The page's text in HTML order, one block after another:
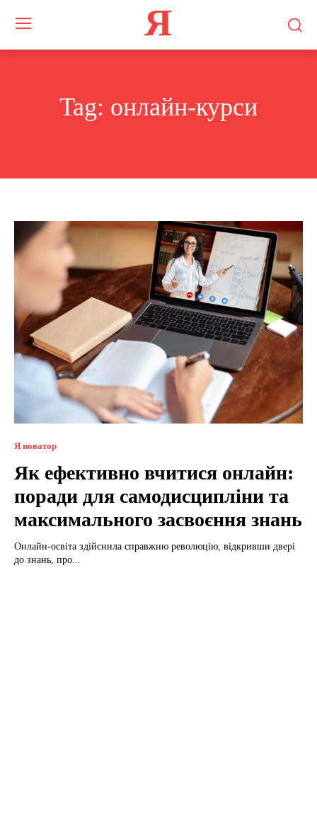
Я
Tag: онлайн-курси
Я новатор
Як ефективно вчитися онлайн:
поради для самодисципліни та
максимального засвоєння знань
Онлайн-освіта здійснила справжню революцію, відкривши двері
до знань, про...